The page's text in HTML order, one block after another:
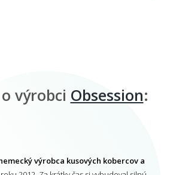
výrobci Obsession:
výrobca kusových kobercov a